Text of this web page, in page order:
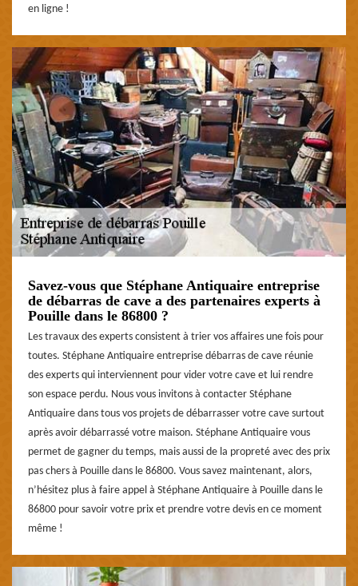
en ligne !
Savez-vous que Stéphane Antiquaire entreprise
de débarras de cave a des partenaires experts à
Pouille dans le 86800 ?
Les travaux des experts consistent à trier vos affaires une fois pour
toutes. Stéphane Antiquaire entreprise débarras de cave réunie
des experts qui interviennent pour vider votre cave et lui rendre
son espace perdu. Nous vous invitons à contacter Stéphane
Antiquaire dans tous vos projets de débarrasser votre cave surtout
après avoir débarrassé votre maison. Stéphane Antiquaire vous
permet de gagner du temps, mais aussi de la propreté avec des prix
pas chers à Pouille dans le 86800. Vous savez maintenant, alors,
n’hésitez plus à faire appel à Stéphane Antiquaire à Pouille dans le
86800 pour savoir votre prix et prendre votre devis en ce moment
même !